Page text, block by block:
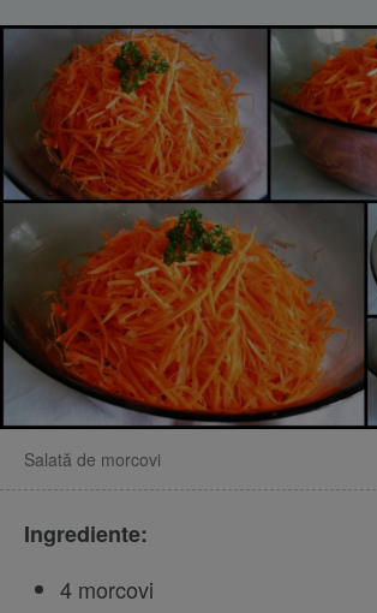
Salată de morcovi
Ingrediente:
4 morcovi